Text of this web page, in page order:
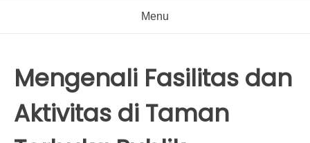
Menu
Mengenali Fasilitas dan
Aktivitas di Taman